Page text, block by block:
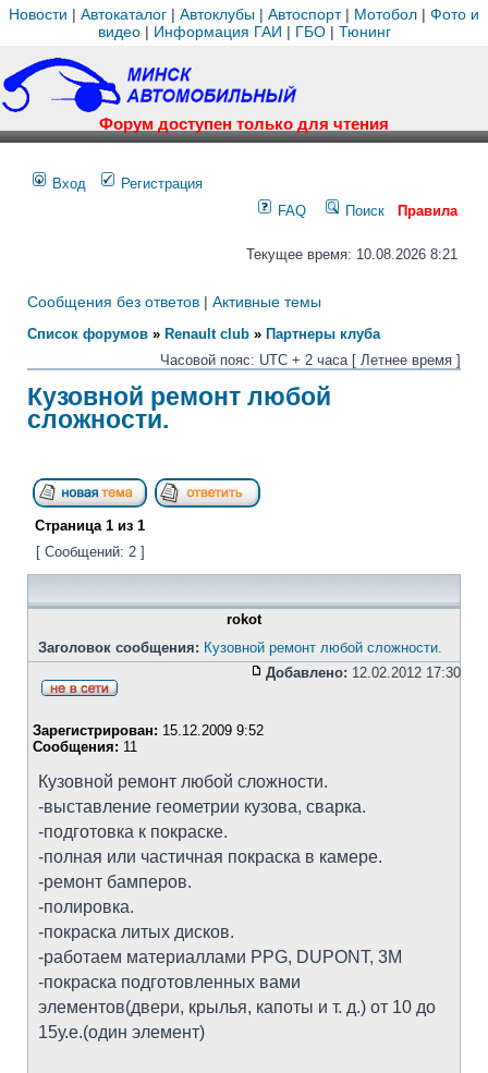
Новости | Автокаталог | Автоклубы | Автоспорт| Мотобол | Фото и
видео| Информация ГАИ | ГБО| Тюнинг
Форум доступен только для чтения
Вход
Регистрация
FAQ
Поиск Правила
Текущее время: 10.08.2026 8:21
Сообщения без ответов | Активные темы
Список форумов » Renault club » Партнеры клуба
Часовой пояс: UTC + 2 часа [ Летнее время ]
Кузовной ремонт любой
сложности.
Страница 1 из 1
[ Сообщений: 2 ]
rokot
Заголовок сообщения: Кузовной ремонт любой сложности.
Добавлено: 12.02.2012 17:30
Зарегистрирован: 15.12.2009 9:52
Сообщения: 11
Кузовной ремонт любой сложности.
-выставление геометрии кузова, сварка.
-подготовка к покраске.
-полная или частичная покраска в камере.
-ремонт бамперов.
-полировка.
-покраска литых дисков.
-работаем материаллами PPG, DUPONT, 3M
-покраска подготовленных вами
элементов(двери, крылья, капоты и т. д.) от 10 до
15у.е.(один элемент)